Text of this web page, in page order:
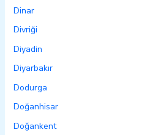
Dinar
Divriği
Diyadin
Diyarbakır
Dodurga
Doğanhisar
Doğankent